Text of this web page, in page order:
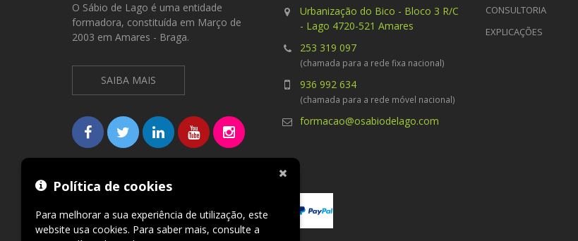
O Sábio de Lago é uma entidade
formadora, constituída em Março de
2003 em Amares - Braga.
SAIBA MAIS
Urbanização do Bico - Bloco 3 R/C
- Lago 4720-521 Amares
253 319 097
(chamada para a rede fixa nacional)
936 992 634
(chamada para a rede móvel nacional)
formacao@osabiodelago.com
Métodos de pagamento aceites
CONSULTORIA
EXPLICAÇÕES
Política de cookies
Para melhorar a sua experiência de utilização, este
website usa cookies. Para saber mais, consulte a